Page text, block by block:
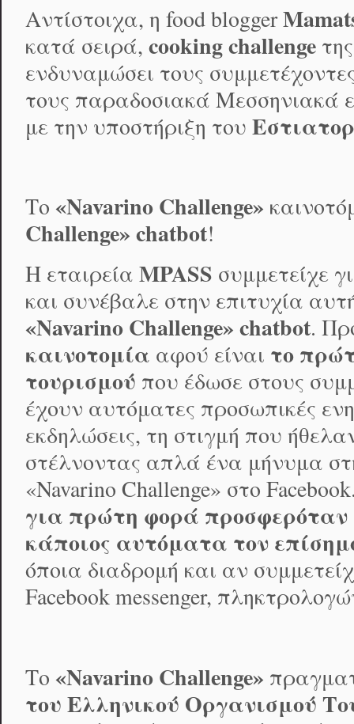
Αντίστοιχα, η food blogger
κατά σειρά, cookingchallenge
ενδυναμώσει τους
τους παραδοσιακά Μεσσηνιακά
με την υποστήριξη του
Το «Navarino Challenge»
Challenge» chatbot!
Η εταιρεία MPASS συμμετείχε
και συνέβαλε στην επιτυχία
«NavarinoChallenge»chatbot.
καινοτομία αφού είναι το
τουρισμού που έδωσε στους
έχουν αυτόματες προσωπικές
εκδηλώσεις, τη στιγμή που
στέλνοντας απλά ένα μήνυμα
«Navarino Challenge» στο
για πρώτη φορά
κάποιος αυτόματα τον
όποια διαδρομή και αν
Facebook messenger,
Το «NavarinoChallenge»
του Ελληνικού Οργανισμού